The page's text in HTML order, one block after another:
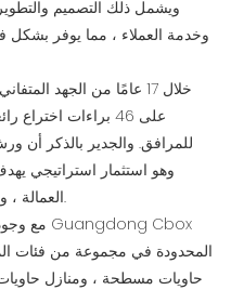
ويشمل ذلك التصميم
وخدمة العملاء ، مما يوفر بشكل
خلال 17 عامًا من الجهد
على 46 براءات
للمرافق. والجدير بالذكر أن
وهو استثمار استراتيجي
العمالة ، والاستفادة من العملاء في نهاية المطاف.
حاويات مسطحة ، ومنازل